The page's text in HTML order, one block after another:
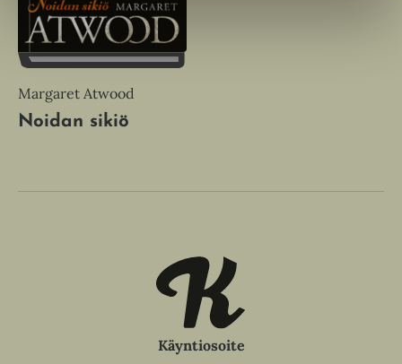
Margaret Atwood
Noidan sikiö
Käyntiosoite